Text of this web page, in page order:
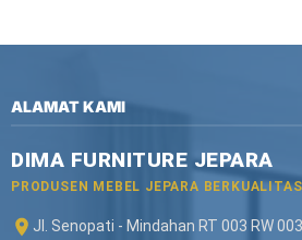
ALAMAT KAMI
DIMA FURNITURE JEPARA
PRODUSEN MEBEL JEPARA BERKUALITAS
Jl. Senopati - Mindahan RT 003 RW 003